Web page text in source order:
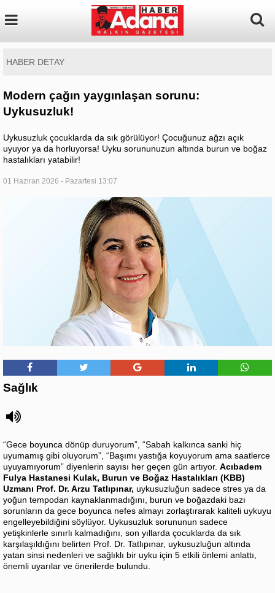
HABER DETAY
Modern çağın yaygınlaşan sorunu:
Uykusuzluk!
Uykusuzluk çocuklarda da sık görülüyor! Çocuğunuz ağzı açık
uyuyor ya da horluyorsa! Uyku sorununuzun altında burun ve boğaz
hastalıkları yatabilir!
01 Haziran 2026 - Pazartesi 13:07
Sağlık
“Gece boyunca dönüp duruyorum”, “Sabah kalkınca sanki hiç
uyumamış gibi oluyorum”, “Başımı yastığa koyuyorum ama saatlerce
uyuyamıyorum” diyenlerin sayısı her geçen gün artıyor. Acıbadem
Fulya Hastanesi Kulak, Burun ve Boğaz Hastalıkları (KBB)
Uzmanı Prof. Dr. Arzu Tatlıpınar, uykusuzluğun sadece stres ya da
yoğun tempodan kaynaklanmadığını, burun ve boğazdaki bazı
sorunların da gece boyunca nefes almayı zorlaştırarak kaliteli uykuyu
engelleyebildiğini söylüyor. Uykusuzluk sorununun sadece
yetişkinlerle sınırlı kalmadığını, son yıllarda çocuklarda da sık
karşılaşıldığını belirten Prof. Dr. Tatlıpınar, uykusuzluğun altında
yatan sinsi nedenleri ve sağlıklı bir uyku için 5 etkili önlemi anlattı,
önemli uyarılar ve önerilerde bulundu.